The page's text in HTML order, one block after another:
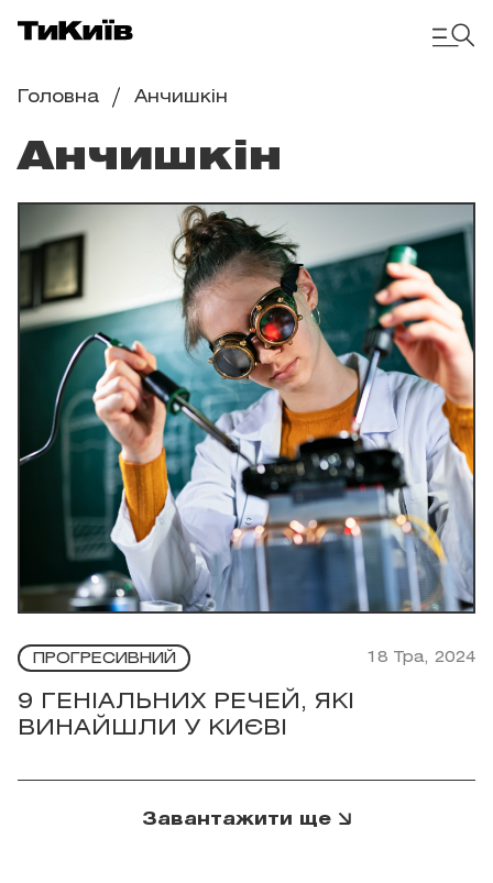
Головна Анчишкін
Анчишкін
ПРОГРЕСИВНИЙ 18 Тра, 2024
9 ГЕНІАЛЬНИХ РЕЧЕЙ, ЯКІ
ВИНАЙШЛИ У КИЄВІ
Завантажити ще